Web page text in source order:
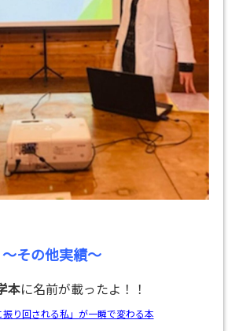
～その他実績～
本に名前が載ったよ！！
振り回される私」が一瞬で変わる本